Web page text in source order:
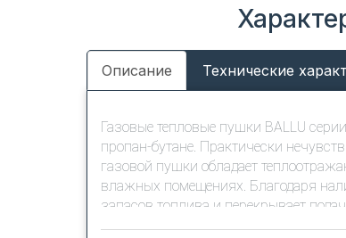
Описание Технические
Газовые тепловые пушки BALLU
пропан-бутане. Практически
газовой пушки обладает
влажных помещениях. Благодаря
запасов топлива и перекрывает